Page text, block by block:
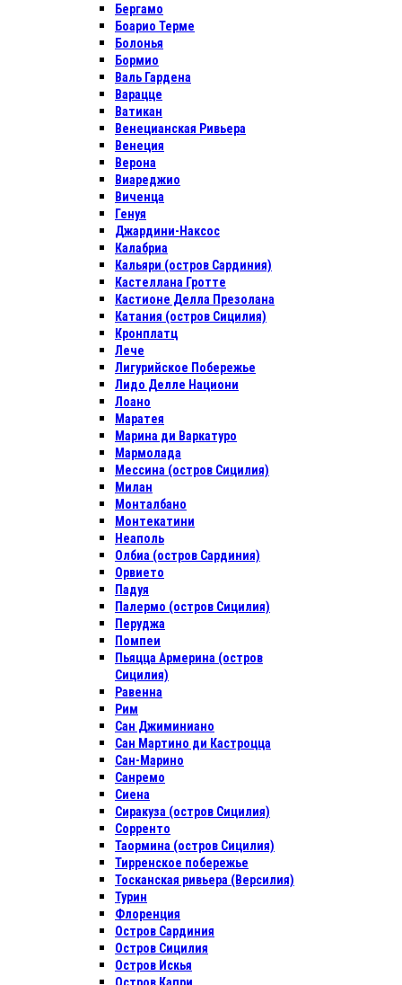
Бергамо
Боарио Терме
Болонья
Бормио
Валь Гардена
Варацце
Ватикан
Венецианская Ривьера
Венеция
Верона
Виареджио
Виченца
Генуя
Джардини-Наксос
Калабриа
Кальяри (остров Сардиния)
Кастеллана Гротте
Кастионе Делла Презолана
Катания (остров Сицилия)
Кронплатц
Лече
Лигурийское Побережье
Лидо Делле Национи
Лоано
Маратея
Марина ди Варкатуро
Мармолада
Мессина (остров Сицилия)
Милан
Монталбано
Монтекатини
Неаполь
Олбиа (остров Сардиния)
Орвието
Падуя
Палермо (остров Сицилия)
Перуджа
Помпеи
Пьяцца Армерина (остров
Сицилия)
Равенна
Рим
Сан Джиминиано
Сан Мартино ди Кастроцца
Сан-Марино
Санремо
Сиена
Сиракуза (остров Сицилия)
Сорренто
Таормина (остров Сицилия)
Тирренское побережье
Тосканская ривьера (Версилия)
Турин
Флоренция
Остров Сардиния
Остров Сицилия
Остров Искья